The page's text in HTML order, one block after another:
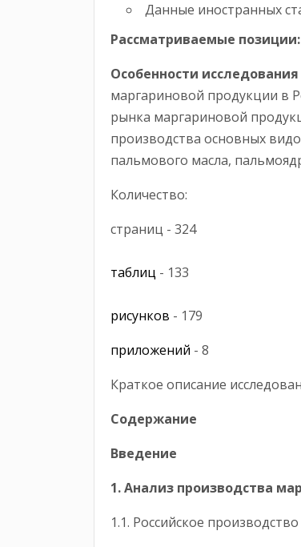
Данные иностранных
Рассматриваемые позиции:
Особенности
маргариновой продукции в
рынка маргариновой
производства основных
пальмового масла,
Количество:
страниц - 324
таблиц - 133
рисунков - 179
приложений - 8
Краткое описание
Содержание
Введение
1. Анализ производства
1.1. Российское